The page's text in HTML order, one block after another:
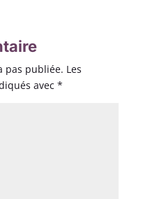
pas publiée. Les
avec *